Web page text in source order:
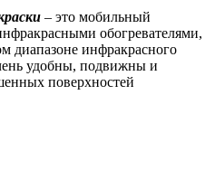
– это мобильный
обогревателями,
диапазоне инфракрасного
удобны, подвижны и
поверхностей